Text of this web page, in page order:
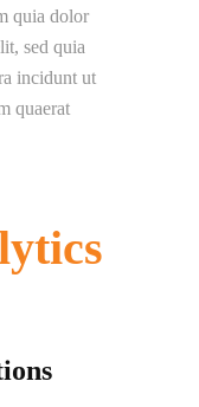
quia dolor
sed quia
incidunt ut
quaerat